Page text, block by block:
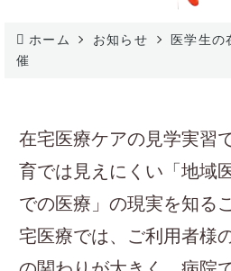
ホーム お知らせ
医学生の
催
在宅医療ケアの見学実習
育では見えにくい「地域
での医療」の現実を知る
宅医療では、ご利用者様